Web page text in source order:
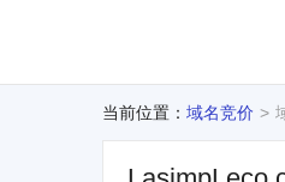
当前位置： 域名竞价